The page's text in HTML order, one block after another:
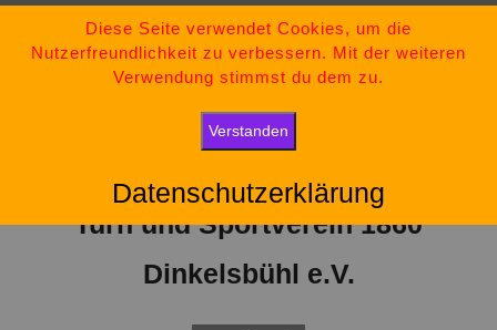
Inhalt
09851-554730
tsv-dinkelsbuehl@t-online.de
„Bleib stark, bleib positiv und gib niemals auf.“
Turn und Sportverein 1860
Dinkelsbühl e.V.
Diese Seite verwendet Cookies, um die
Nutzerfreundlichkeit zu verbessern. Mit der weiteren
Verwendung stimmst du dem zu.
Verstanden
Datenschutzerklärung